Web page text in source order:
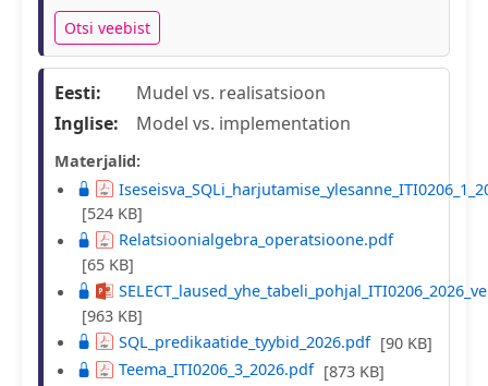
Otsi veebist
Eesti:
Mudel vs. realisatsioon
Inglise:
Model vs. implementation
Materjalid:
[524 KB]
Relatsioonialgebra_operatsioone.pdf
[65 KB]
[963 KB]
SQL_predikaatide_tyybid_2026.pdf [90 KB]
Teema_ITI0206_3_2026.pdf [873 KB]